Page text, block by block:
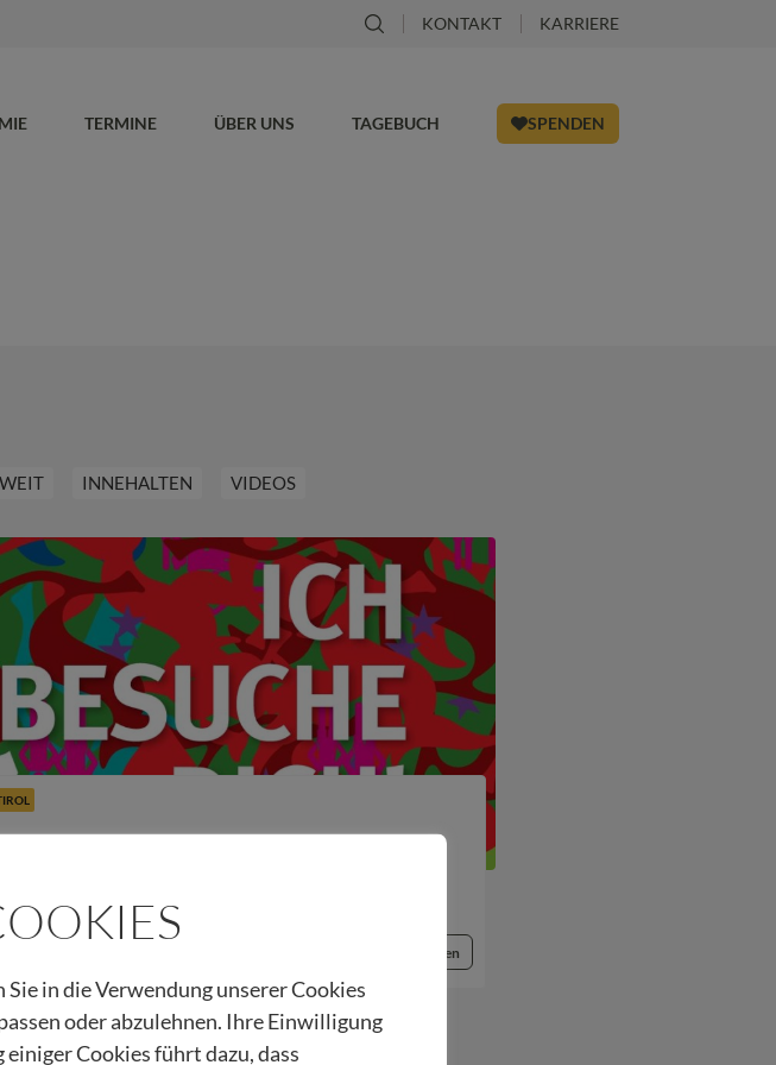
KONTAKT KARRIERE
TERMINE ÜBER UNS TAGEBUCH SPENDEN
INNEHALTEN VIDEOS
Beitrag lesen
in die Verwendung unserer Cookies
oder abzulehnen. Ihre Einwilligung
Cookies führt dazu, dass